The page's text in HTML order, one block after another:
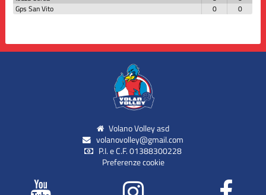
Gps San Vito
0 0
Volano Volley asd
volanovolley@gmail.com
P.I. e C.F. 01388300228
Preferenze cookie